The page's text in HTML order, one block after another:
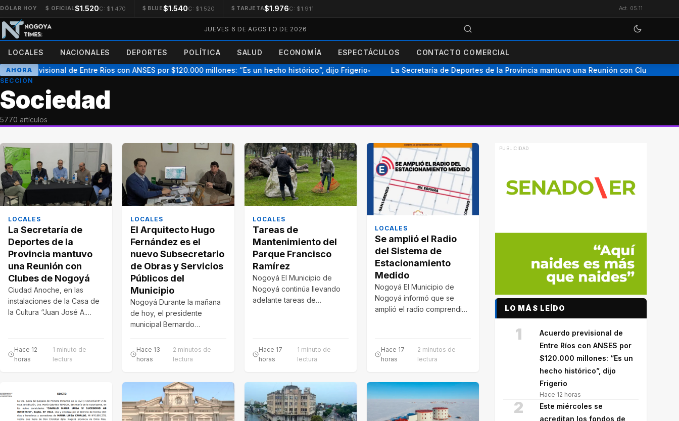
DÓLAR HOY $ OFICIAL$1.520C: $1.470 $ BLUE$1.540C: $1.520 $ TARJETA$1.976C: $1.911 Act. 05:11
JUEVES 6 DE AGOSTO DE 2026
LOCALES NACIONALES DEPORTES POLÍTICA SALUD ECONOMÍA ESPECTÁCULOS CONTACTO COMERCIAL
AHORAprevisional de Entre Ríos con ANSES por $120.000 millones: “Es un hecho histórico”, dijo Frigerio● La Secretaría de Deportes de la Provincia mantuvo una Reunión con Clubes de
SECCIÓN
Sociedad
5770 artículos
LOCALES
La Secretaría de
Deportes de la
Provincia mantuvo
una Reunión con
Clubes de Nogoyá
Ciudad Anoche, en las
instalaciones de la Casa de
la Cultura “Juan José A.
Hace 12
horas
1 minuto de
lectura
LOCALES
El Arquitecto Hugo
Fernández es el
nuevo Subsecretario
de Obras y Servicios
Públicos del
Municipio
Nogoyá Durante la mañana
de hoy, el presidente
municipal Bernardo
despacho al flamante
funcionario…
Hace 13
horas
2 minutos de
lectura
LOCALES
Tareas de
Mantenimiento del
Parque Francisco
Ramírez
Nogoyá El Municipio de
Nogoyá continúa llevando
adelante tareas de
Hace 17
horas
1 minuto de
lectura
LOCALES
Se amplió el Radio
del Sistema de
Estacionamiento
Medido
Nogoyá El Municipio de
Nogoyá informó que se
amplió el radio comprendido
Hace 17
horas
2 minutos de
lectura
LO MÁS LEÍDO
1
Acuerdo previsional de
Entre Ríos con ANSES por
$120.000 millones: “Es un
hecho histórico”, dijo
Frigerio
Hace 12 horas
2
Este miércoles se
acreditan los fondos de